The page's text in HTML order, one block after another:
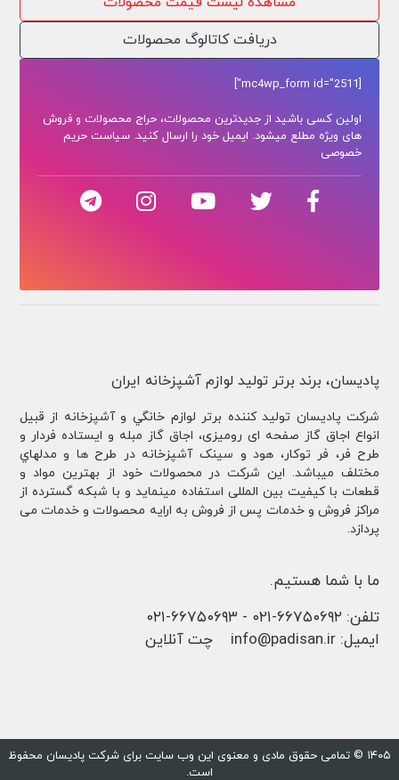
دریافت کاتالوگ محصولات
[mc4wp_form id="2511"]
اولین کسی باشید از جدیدترین محصولات، حراج محصولات و فروش
های ویژه مطلع میشود. ایمیل خود را ارسال کنید. سیاست حریم
خصوصی
پادیسان، برند برتر تولید لوازم آشپزخانه ایران
شركت پادیسان توليد کننده برتر لوازم خانگي و آشپزخانه از قبيل
انواع اجاق گاز صفحه ای رومیزی، اجاق گاز مبله و ایستاده فردار و
طرح فر، فر توكار، هود و سینک آشپزخانه در طرح ها و مدلهاي
مختلف ميباشد. این شرکت در محصولات خود از بهترین مواد و
قطعات با کیفیت بین المللی استفاده مینماید و با شبکه گسترده از
مراکز فروش و خدمات پس از فروش به ارایه محصولات و خدمات می
پردازد.
ما با شما هستیم.
تلفن: ۶۶۷۵۰۶۹۲-۰۲۱ - ۶۶۷۵۰۶۹۳-۰۲۱
ایمیل: info@padisan.ir چت آنلاین
۱۴۰۵ © تمامی حقوق مادی و معنوی این وب سایت برای شرکت پادیسان محفوظ
است.